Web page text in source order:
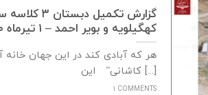
گزارش
كهگيلويه و بوير احمد – ۱ تیرماه ۱۴۰۰
هر که آبادی کند در این جهان
کاشانی” این [...]
1 COMMENTS